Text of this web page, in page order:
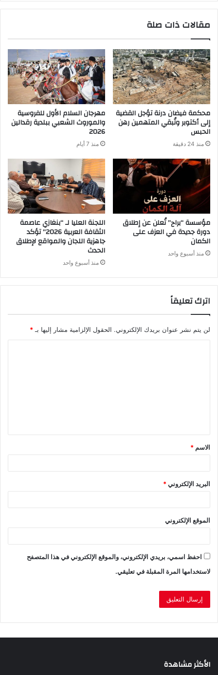
مقالات ذات صلة
محكمة فيضان درنة تؤجل القضية
إلى أكتوبر وتُبقي المتهمين رهن
الحبس
منذ 24 دقيقة
‬2026‭ ‬
منذ 7 أيام
مؤسسة “براح” تُعلن عن إطلاق
دورة جديدة في العزف على
الكمان
منذ أسبوع واحد
اللجنة العليا لـ “بنغازي عاصمة
الثقافة العربية 2026” تؤكد
جاهزية اللجان والمواقع لإطلاق
الحدث
منذ أسبوع واحد
اترك تعليقاً
لن يتم نشر عنوان بريدك الإلكتروني. الحقول الإلزامية مشار إليها بـ *
ق
*
الاسم *
البريد الإلكتروني*
الموقع الإلكتروني
احفظ اسمي، بريدي الإلكتروني، والموقع الإلكتروني في هذا المتصفح
لاستخدامها المرة المقبلة في تعليقي.
الأكثر مشاهدة